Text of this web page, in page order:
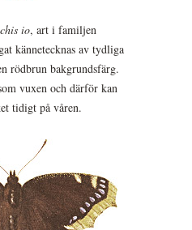
io, art i familjen
kännetecknas av tydliga
rödbrun bakgrundsfärg.
vuxen och därför kan
tidigt på våren.